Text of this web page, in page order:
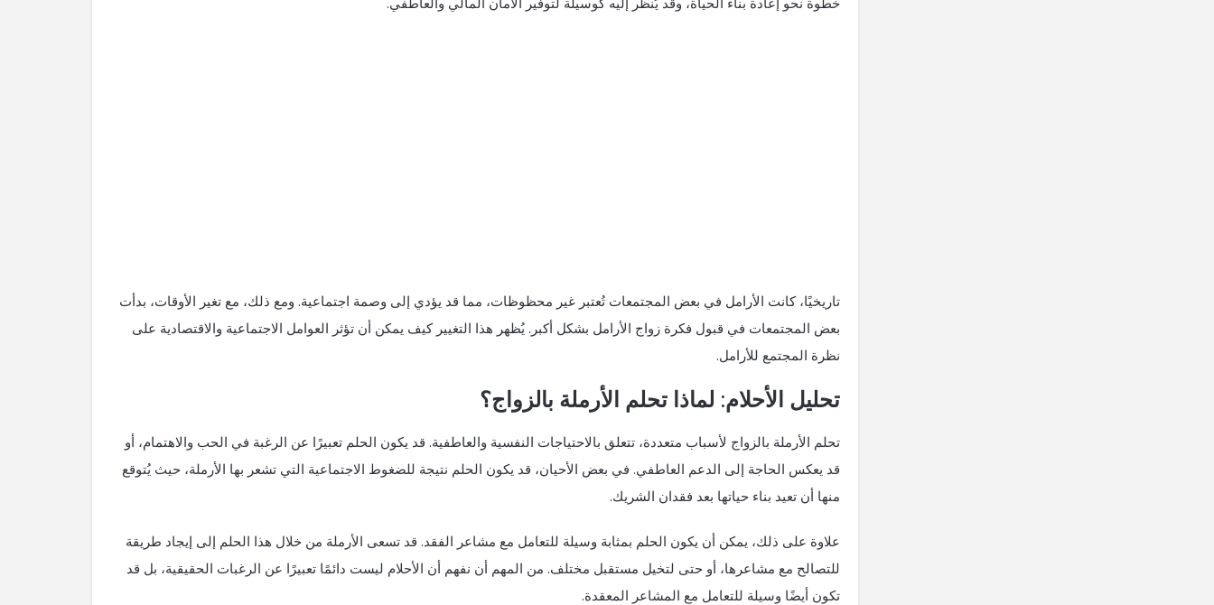
تاريخيًا، كانت الأرامل في بعض المجتمعات تُعتبر غير محظوظات، مما قد يؤدي إلى وصمة اجتماعية. ومع ذلك، مع تغير الأوقات، بدأت
بعض المجتمعات في قبول فكرة زواج الأرامل بشكل أكبر. يُظهر هذا التغيير كيف يمكن أن تؤثر العوامل الاجتماعية والاقتصادية على
نظرة المجتمع للأرامل.
تحليل الأحلام: لماذا تحلم الأرملة بالزواج؟
تحلم الأرملة بالزواج لأسباب متعددة، تتعلق بالاحتياجات النفسية والعاطفية. قد يكون الحلم تعبيرًا عن الرغبة في الحب والاهتمام، أو
قد يعكس الحاجة إلى الدعم العاطفي. في بعض الأحيان، قد يكون الحلم نتيجة للضغوط الاجتماعية التي تشعر بها الأرملة، حيث يُتوقع
منها أن تعيد بناء حياتها بعد فقدان الشريك.
علاوة على ذلك، يمكن أن يكون الحلم بمثابة وسيلة للتعامل مع مشاعر الفقد. قد تسعى الأرملة من خلال هذا الحلم إلى إيجاد طريقة
للتصالح مع مشاعرها، أو حتى لتخيل مستقبل مختلف. من المهم أن نفهم أن الأحلام ليست دائمًا تعبيرًا عن الرغبات الحقيقية، بل قد
تكون أيضًا وسيلة للتعامل مع المشاعر المعقدة.